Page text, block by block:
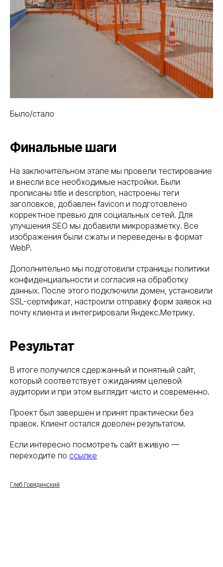
Было/стало
Финальные шаги
На заключительном этапе мы провели тестирование
и внесли все необходимые настройки. Были
прописаны title и description, настроены теги
заголовков, добавлен favicon и подготовлено
корректное превью для социальных сетей. Для
улучшения SEO мы добавили микроразметку. Все
изображения были сжаты и переведены в формат
WebP.
Дополнительно мы подготовили страницы политики
конфиденциальности и согласия на обработку
данных. После этого подключили домен, установили
SSL-сертификат, настроили отправку форм заявок на
почту клиента и интегрировали Яндекс.Метрику.
Результат
В итоге получился сдержанный и понятный сайт,
который соответствует ожиданиям целевой
аудитории и при этом выглядит чисто и современно.
Проект был завершён и принят практически без
правок. Клиент остался доволен результатом.
Если интересно посмотреть сайт вживую —
переходите по ссылке
Глеб Говядинский